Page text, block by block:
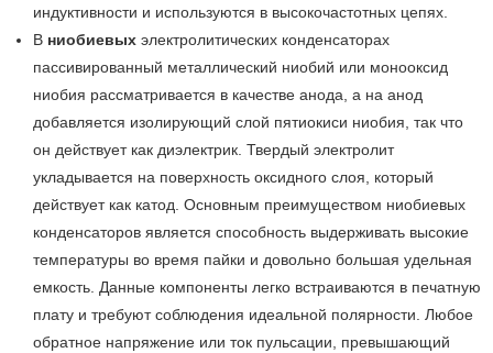
индуктивности и используются в высокочастотных цепях.
В ниобиевых электролитических конденсаторах
пассивированный металлический ниобий или монооксид
ниобия рассматривается в качестве анода, а на анод
добавляется изолирующий слой пятиокиси ниобия, так что
он действует как диэлектрик. Твердый электролит
укладывается на поверхность оксидного слоя, который
действует как катод. Основным преимуществом ниобиевых
конденсаторов является способность выдерживать высокие
температуры во время пайки и довольно большая удельная
емкость. Данные компоненты легко встраиваются в печатную
плату и требуют соблюдения идеальной полярности. Любое
обратное напряжение или ток пульсации, превышающий